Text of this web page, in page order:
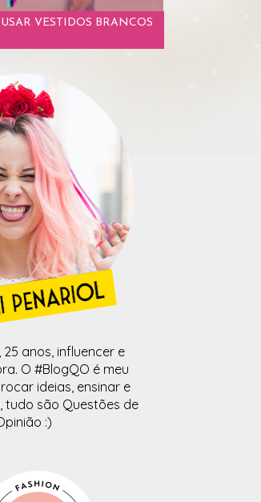
VESTIDOS BRANCOS
25 anos, influencer e
O #BlogQO é meu
ideias, ensinar e
tudo são Questões de
:)